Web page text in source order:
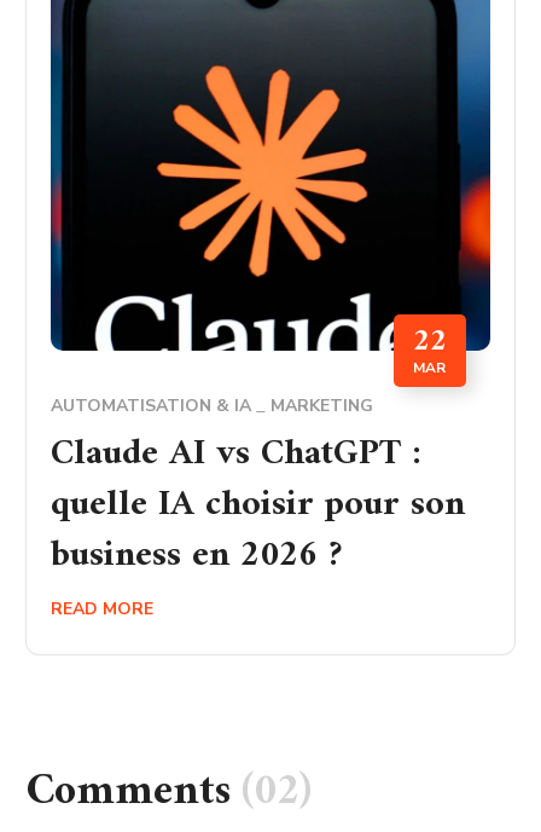
22
MAR
AUTOMATISATION & IA MARKETING
Claude AI vs ChatGPT :
quelle IA choisir pour son
business en 2026 ?
READ MORE
Comments(02)